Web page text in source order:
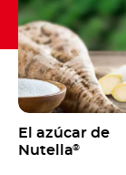
El azúcar de
Nutella®